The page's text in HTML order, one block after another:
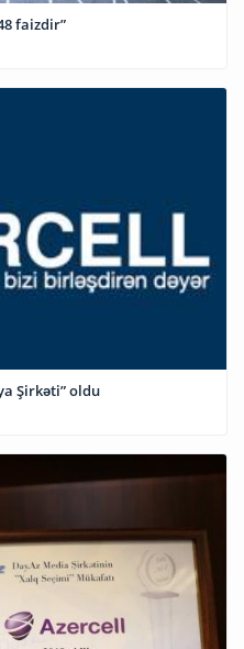
faizdir”
Şirkəti” oldu